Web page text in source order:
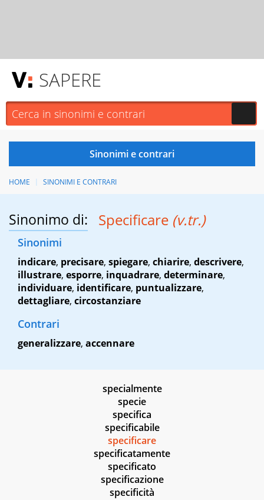
SAPERE
HOME SINONIMI E CONTRARI
Sinonimo di: Specificare (v.tr.)
Sinonimi
indicare, precisare, spiegare, chiarire, descrivere,
illustrare, esporre, inquadrare, determinare,
individuare, identificare, puntualizzare,
dettagliare, circostanziare
Contrari
generalizzare, accennare
specialmente
specie
specifica
specificabile
specificare
specificatamente
specificato
specificazione
specificità